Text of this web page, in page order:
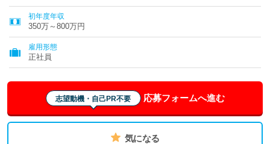
初年度年収
350万～800万円
雇用形態
正社員
志望動機・自己PR不要 応募フォームへ進む
気になる